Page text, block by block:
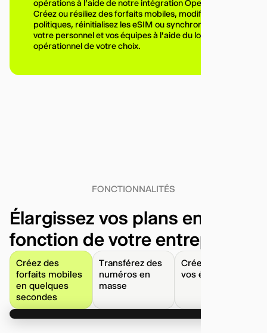
opérations à l'aide de notre intégration OpenAPI.
Créez ou résiliez des forfaits mobiles, modifiez les
politiques, réinitialisez les eSIM ou synchronisez
votre personnel et vos équipes à l'aide du logiciel
opérationnel de votre choix.
FONCTIONNALITÉS
Élargissez vos plans en
fonction de votre entreprise.
Créez des
forfaits mobiles
en quelques
secondes
Transférez des
numéros en
masse
Créez et gérez
vos équipes